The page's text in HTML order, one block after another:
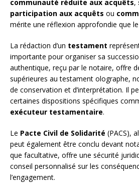
communauté réduite aux acquêts,
participation aux acquêts ou
mérite une réflexion approfondie que
La rédaction d’un testament
importante pour organiser sa
authentique, reçu par le notaire, offre
supérieures au testament olographe,
de conservation et d’interprétation. Il
certaines dispositions spécifiques
exécuteur testamentaire.
Le Pacte Civil de Solidarité (PACS),
peut également être conclu devant
que facultative, offre une sécurité
conseil personnalisé sur les
l’engagement.